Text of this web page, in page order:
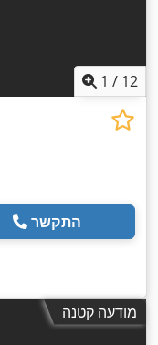
1 / 12
התקשר
מודעה קטנה